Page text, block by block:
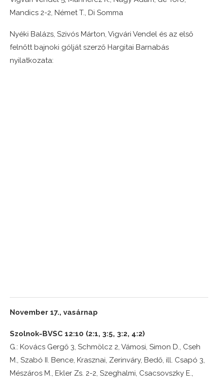
Mandics 2-2, Német T., Di Somma
Nyéki Balázs, Szivós Márton, Vigvári Vendel és az első
felnőtt bajnoki gólját szerző Hargitai Barnabás
nyilatkozata:
November 17., vasárnap
Szolnok-BVSC 12:10 (2:1, 3:5, 3:2, 4:2)
G.: Kovács Gergő 3, Schmölcz 2, Vámosi, Simon D., Cseh
M., Szabó II. Bence, Krasznai, Zerinváry, Bedő, ill. Csapó 3,
Mészáros M., Ekler Zs. 2-2, Szeghalmi, Csacsovszky E.,